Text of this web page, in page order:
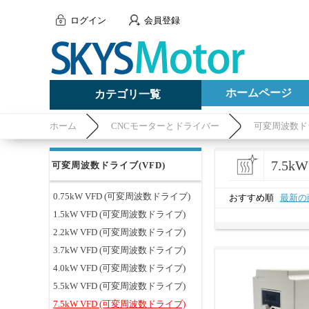
ログイン 会員登録
カテゴリ一覧 ホームページ
ホーム CNCモーターとドライバー 可変周波数
可変周波数ドライブ(VFD)
0.75kW VFD (可変周波数ドライブ)
1.5kW VFD (可変周波数ドライブ)
2.2kW VFD (可変周波数ドライブ)
3.7kW VFD (可変周波数ドライブ)
4.0kW VFD (可変周波数ドライブ)
5.5kW VFD (可変周波数ドライブ)
7.5kW VFD (可変周波数ドライブ)
おすすめ順 最新の